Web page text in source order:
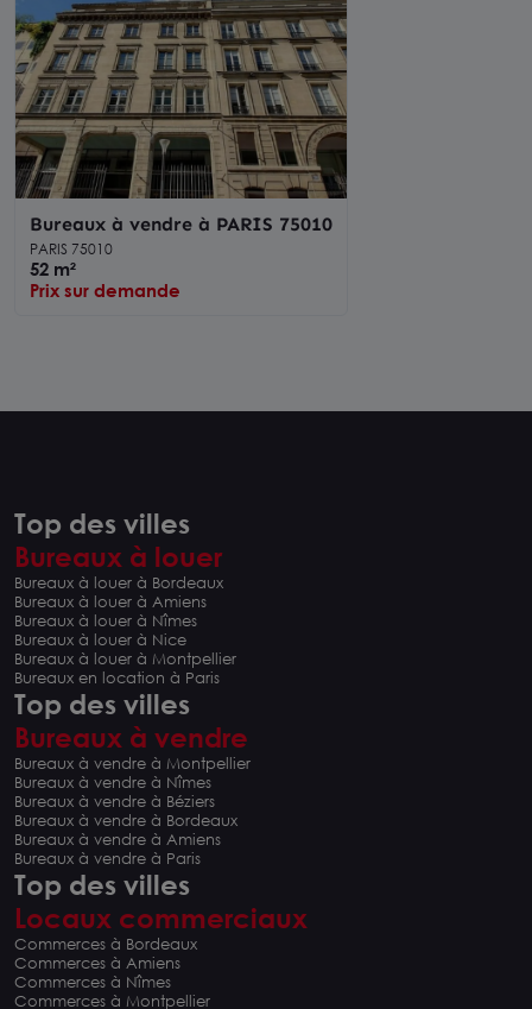
Bureaux à vendre à PARIS 75010
PARIS 75010
52 m²
Prix sur demande
Top des villes
Bureaux à louer
Bureaux à louer à Bordeaux
Bureaux à louer à Amiens
Bureaux à louer à Nîmes
Bureaux à louer à Nice
Bureaux à louer à Montpellier
Bureaux en location à Paris
Top des villes
Bureaux à vendre
Bureaux à vendre à Montpellier
Bureaux à vendre à Nîmes
Bureaux à vendre à Béziers
Bureaux à vendre à Bordeaux
Bureaux à vendre à Amiens
Bureaux à vendre à Paris
Top des villes
Locaux commerciaux
Commerces à Bordeaux
Commerces à Amiens
Commerces à Nîmes
Commerces à Montpellier